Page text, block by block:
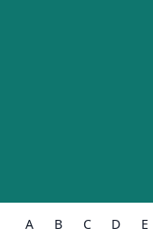
A B C D E